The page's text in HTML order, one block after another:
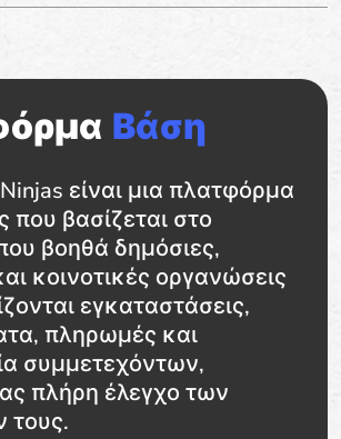
Βάση
είναι μια πλατφόρμα
που βασίζεται στο
βοηθά δημόσιες,
κοινοτικές οργανώσεις
εγκαταστάσεις,
πληρωμές και
συμμετεχόντων,
πλήρη έλεγχο των
τους.